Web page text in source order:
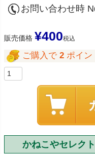
お問い合わせ時
販売価格 ¥400税込
ご購入で 2 ポイン
かねこやセレク